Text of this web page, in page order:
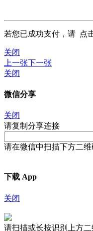
若您已成功支付，请 点
关闭
上一张下一张
关闭
微信分享
关闭
请复制分享连接
请在微信中扫描下方二维
下载 App
关闭
请扫描或长按识别上方